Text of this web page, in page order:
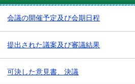
会議の開催予定及び会期日程
提出された議案及び審議結果
可決した意見書、決議